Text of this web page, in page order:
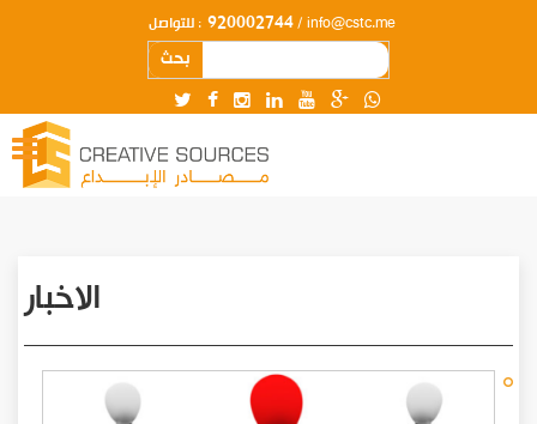
للتواصل : 920002744/ info@cstc.me
بحث
الاخبار
Pagination